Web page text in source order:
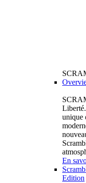
unique
En
Edition